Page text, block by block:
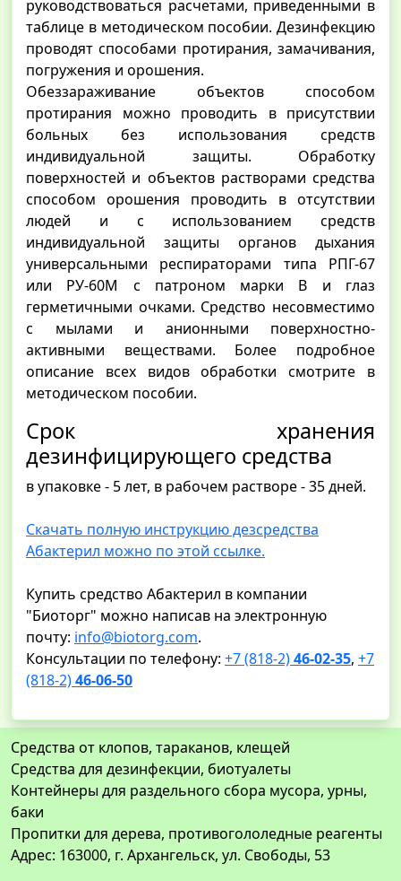
руководствоваться расчетами, приведенными в
таблице в методическом пособии. Дезинфекцию
проводят способами протирания, замачивания,
погружения и орошения.
Обеззараживание объектов способом
протирания можно проводить в присутствии
больных без использования средств
индивидуальной защиты. Обработку
поверхностей и объектов растворами средства
способом орошения проводить в отсутствии
людей и с использованием средств
индивидуальной защиты органов дыхания
универсальными респираторами типа РПГ-67
или РУ-60М с патроном марки В и глаз
герметичными очками. Средство несовместимо
с мылами и анионными поверхностно-
активными веществами. Более подробное
описание всех видов обработки смотрите в
методическом пособии.
Срок хранения
дезинфицирующего средства
в упаковке - 5 лет, в рабочем растворе - 35 дней.
Скачать полную инструкцию дезсредства
Абактерил можно по этой ссылке.
Купить средство Абактерил в компании
"Биоторг" можно написав на электронную
почту: info@biotorg.com.
Консультации по телефону: +7 (818-2)46-02-35, +7
(818-2)46-06-50
Средства от клопов, тараканов, клещей
Средства для дезинфекции, биотуалеты
Контейнеры для раздельного сбора мусора, урны,
баки
Пропитки для дерева, противогололедные реагенты
Адрес: 163000, г. Архангельск, ул. Свободы, 53